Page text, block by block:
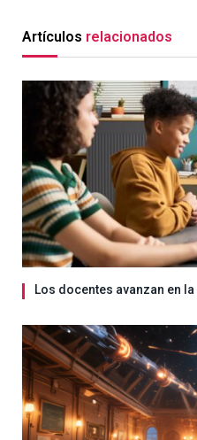
Artículos relacionados
Los docentes avanzan en